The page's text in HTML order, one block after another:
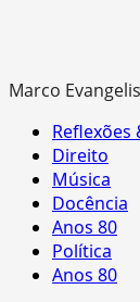
Marco
Primary
Menu
Reflexões
Direito
Música
Docência
Anos 80
Política
Anos 80